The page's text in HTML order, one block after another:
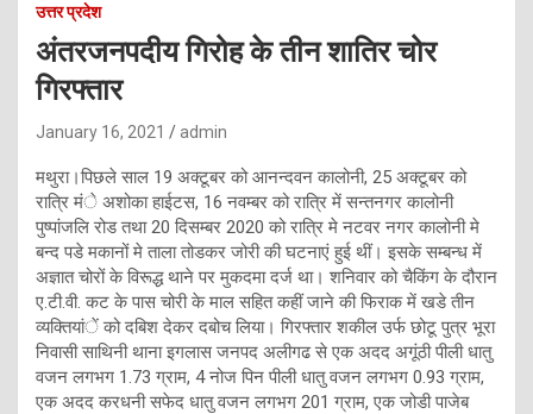
उत्तर प्रदेश
अंतरजनपदीय गिरोह के तीन शातिर चोर
गिरफ्तार
January 16, 2021 admin
मथुरा।पिछले साल 19 अक्टूबर को आनन्दवन कालोनी, 25 अक्टूबर को
रात्रि मंे अशोका हाईटस, 16 नवम्बर को रात्रि में सन्तनगर कालोनी
पुष्पांजलि रोड तथा 20 दिसम्बर 2020 को रात्रि मे नटवर नगर कालोनी मे
बन्द पडे मकानों मे ताला तोडकर जोरी की घटनाएं हुई थीं। इसके सम्बन्ध में
अज्ञात चोरों के विरूद्ध थाने पर मुकदमा दर्ज था। शनिवार को चैकिंग के दौरान
ए.टी.वी. कट के पास चोरी के माल सहित कहीं जाने की फिराक में खडे तीन
व्यक्तियांें को दबिश देकर दबोच लिया। गिरफ्तार शकील उर्फ छोटू पुत्र भूरा
निवासी साथिनी थाना इगलास जनपद अलीगढ से एक अदद अगूंठी पीली धातु
वजन लगभग 1.73 ग्राम, 4 नोज पिन पीली धातु वजन लगभग 0.93 ग्राम,
एक अदद करधनी सफेद धातु वजन लगभग 201 ग्राम, एक जोडी पाजेब